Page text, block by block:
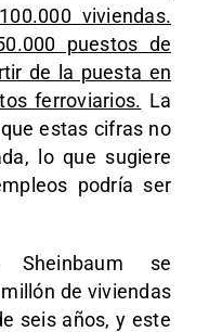
viviendas.
puestos de
de la puesta en
ferroviarios. La
estas cifras no
lo que sugiere
podría ser
Sheinbaum se
de viviendas
seis años, y este